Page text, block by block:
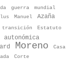
guerra
mundial
Manuel Azaña
transición
Estatuto
autonómica
Moreno
Casa
Corte